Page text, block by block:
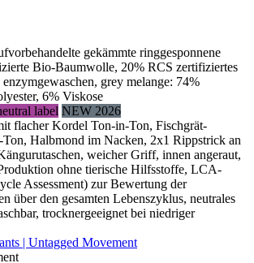
gekämmte ringgesponnene
Bio-Baumwolle, 20% RCS zertifiziertes
enzymgewaschen, grey melange: 74%
6% Viskose
label NEW 2026
flacher Kordel Ton-in-Ton, Fischgrät-
Halbmond im Nacken, 2x1 Rippstrick an
weicher Griff, innen angeraut,
ohne tierische Hilfsstoffe, LCA-
Assessment) zur Bewertung der
über den gesamten Lebenszyklus, neutrales
trocknergeeignet bei niedriger
| Untagged Movement